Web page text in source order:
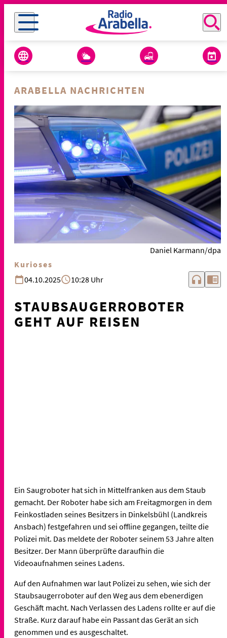
ARABELLA NACHRICHTEN
Daniel Karmann/dpa
Kurioses
04.10.2025
10:28 Uhr headphones chrome_reader_mode
STAUBSAUGERROBOTER
GEHT AUF REISEN
Ein Saugroboter hat sich in Mittelfranken aus dem Staub
gemacht. Der Roboter habe sich am Freitagmorgen in dem
Feinkostladen seines Besitzers in Dinkelsbühl (Landkreis
Ansbach) festgefahren und sei offline gegangen, teilte die
Polizei mit. Das meldete der Roboter seinem 53 Jahre alten
Besitzer. Der Mann überprüfte daraufhin die
Videoaufnahmen seines Ladens.
Auf den Aufnahmen war laut Polizei zu sehen, wie sich der
Staubsaugerroboter auf den Weg aus dem ebenerdigen
Geschäft macht. Nach Verlassen des Ladens rollte er auf die
Straße. Kurz darauf habe ein Passant das Gerät an sich
genommen und es ausgeschaltet.